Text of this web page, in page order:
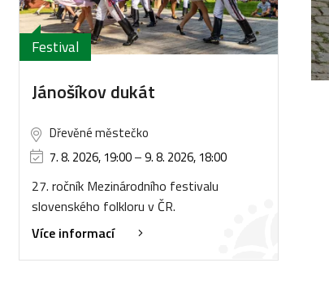
Festival
Jánošíkov dukát
Dřevěné městečko
7. 8. 2026, 19:00–9. 8. 2026, 18:00
27. ročník Mezinárodního festivalu
slovenského folkloru v ČR.
Více informací